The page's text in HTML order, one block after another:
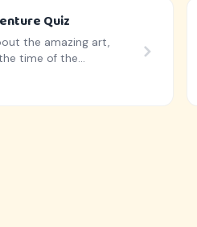
Quiz
the amazing art,
time of the